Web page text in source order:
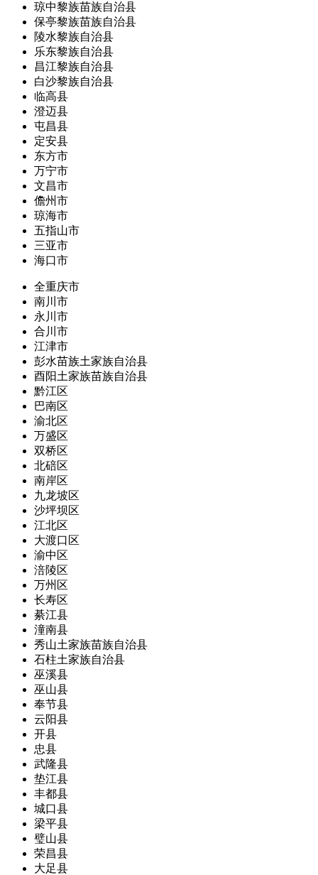
琼中黎族苗族自治县
保亭黎族苗族自治县
陵水黎族自治县
乐东黎族自治县
昌江黎族自治县
白沙黎族自治县
临高县
澄迈县
屯昌县
定安县
东方市
万宁市
文昌市
儋州市
琼海市
五指山市
三亚市
海口市
全重庆市
南川市
永川市
合川市
江津市
彭水苗族土家族自治县
酉阳土家族苗族自治县
黔江区
巴南区
渝北区
万盛区
双桥区
北碚区
南岸区
九龙坡区
沙坪坝区
江北区
大渡口区
渝中区
涪陵区
万州区
长寿区
綦江县
潼南县
秀山土家族苗族自治县
石柱土家族自治县
巫溪县
巫山县
奉节县
云阳县
开县
忠县
武隆县
垫江县
丰都县
城口县
梁平县
璧山县
荣昌县
大足县